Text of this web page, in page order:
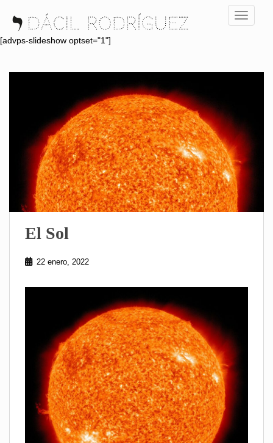
p
[advps-slideshow optset="1"]
El Sol
22 enero, 2022